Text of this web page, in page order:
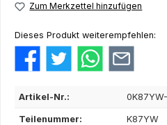
Zum Merkzettel hinzufügen
Dieses Produkt weiterempfehlen:
Artikel-Nr.: 0K87YW-
Teilenummer: K87YW